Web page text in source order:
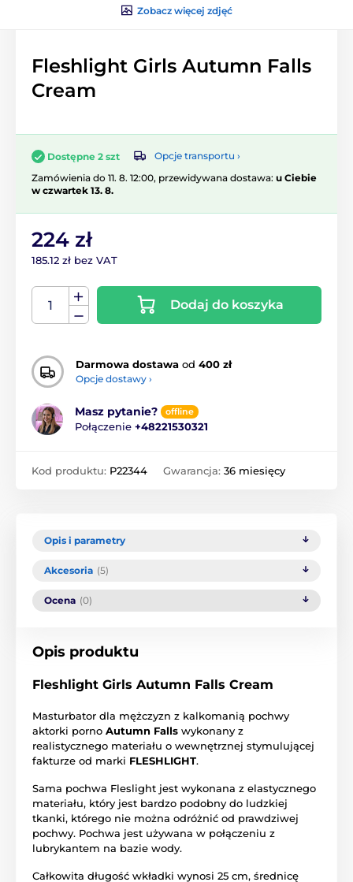
Zobacz więcej zdjęć
Fleshlight Girls Autumn Falls
Cream
Dostępne 2 szt
Opcje transportu ›
Zamówienia do 11. 8. 12:00, przewidywana dostawa: u Ciebie
w czwartek 13. 8.
224 zł
185.12 zł bez VAT
Dodaj do koszyka
Darmowa dostawa od 400 zł
Opcje dostawy ›
Masz pytanie? offline
Połączenie +48221530321
Kod produktu: P22344 Gwarancja: 36 miesięcy
Opis i parametry
Akcesoria (5)
Ocena (0)
Opis produktu
Fleshlight Girls Autumn Falls Cream
Masturbator dla mężczyzn z kalkomanią pochwy
aktorki porno Autumn Falls wykonany z
realistycznego materiału o wewnętrznej stymulującej
fakturze od marki FLESHLIGHT.
Sama pochwa Fleslight jest wykonana z elastycznego
materiału, który jest bardzo podobny do ludzkiej
tkanki, którego nie można odróżnić od prawdziwej
pochwy. Pochwa jest używana w połączeniu z
lubrykantem na bazie wody.
Całkowita długość wkładki wynosi 25 cm, średnicę